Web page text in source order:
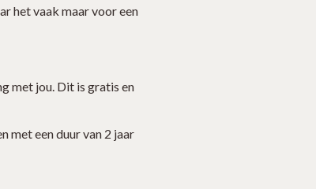
het vaak maar voor een
met jou. Dit is gratis en
met een duur van 2 jaar